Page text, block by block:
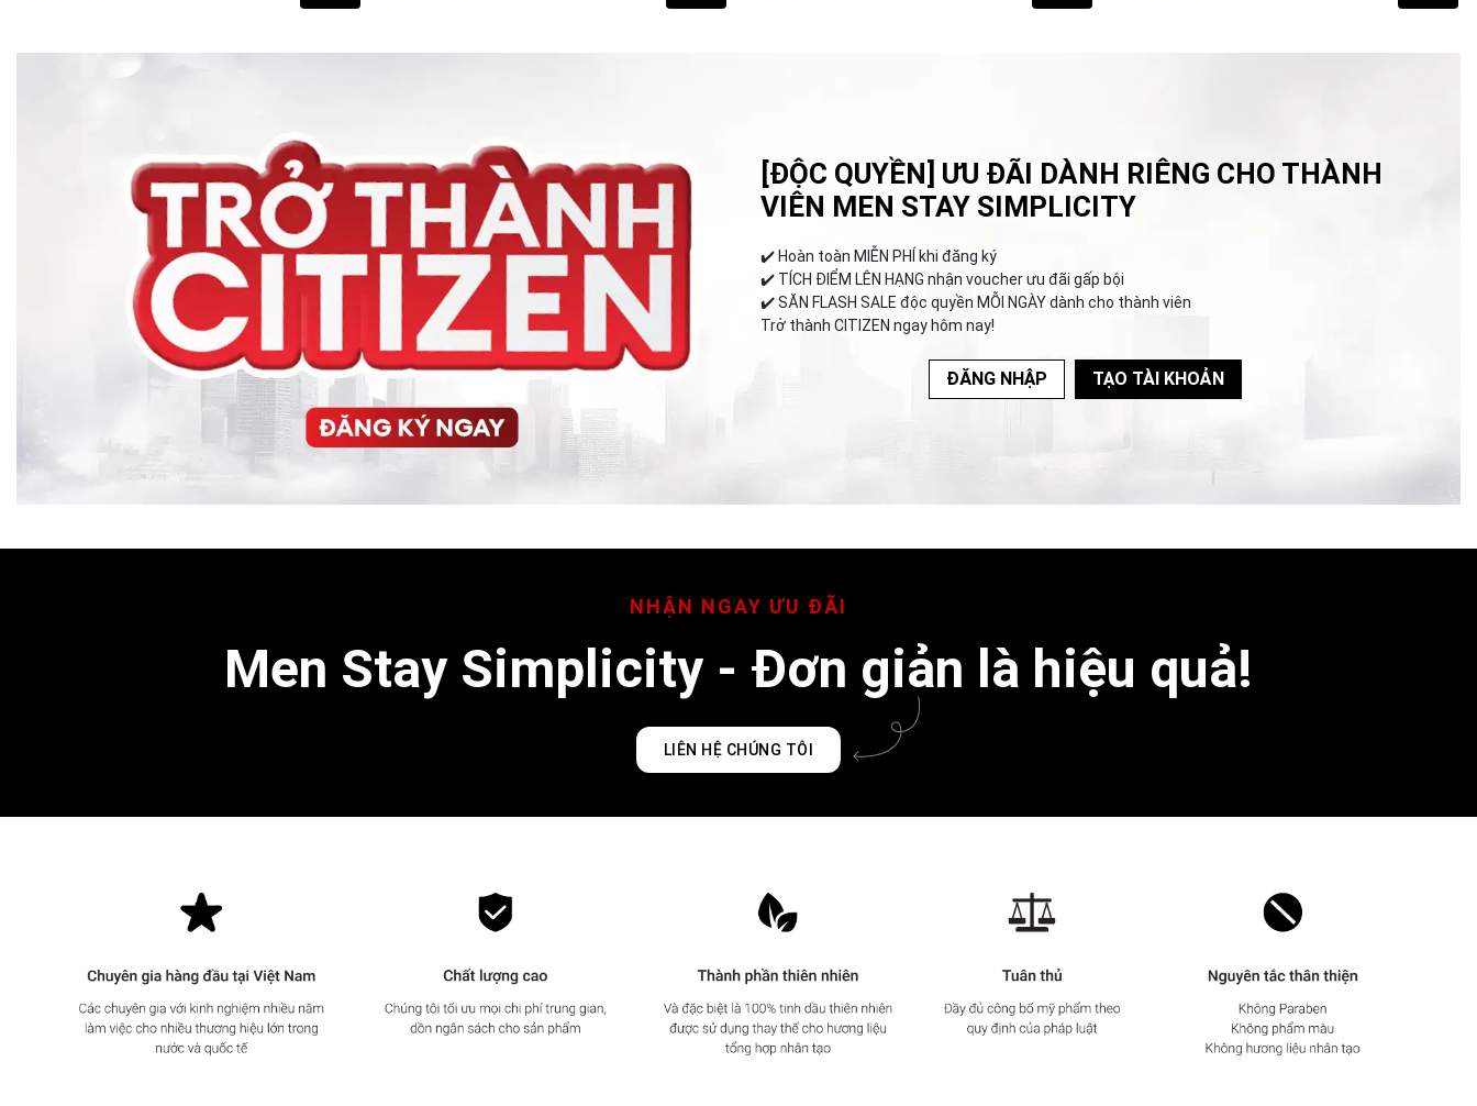
[ĐỘC QUYỀN] ƯU ĐÃI DÀNH RIÊNG CHO THÀNH
VIÊN MEN STAY SIMPLICITY
✔️︎ Hoàn toàn MIỄN PHÍ khi đăng ký
✔️︎ TÍCH ĐIỂM LÊN HẠNG nhận voucher ưu đãi gấp bội
✔️︎ SĂN FLASH SALE độc quyền MỖI NGÀY dành cho thành viên
Trở thành CITIZEN ngay hôm nay!
ĐĂNG NHẬP TẠO TÀI KHOẢN
NHẬN NGAY ƯU ĐÃI
Men Stay Simplicity - Đơn giản là hiệu quả!
LIÊN HỆ CHÚNG TÔI